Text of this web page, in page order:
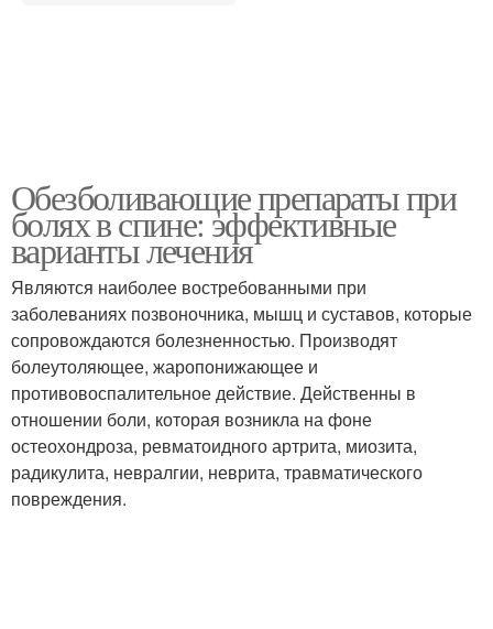
Обезболивающие препараты при
болях в спине: эффективные
варианты лечения
Являются наиболее востребованными при
заболеваниях позвоночника, мышц и суставов, которые
сопровождаются болезненностью. Производят
болеутоляющее, жаропонижающее и
противовоспалительное действие. Действенны в
отношении боли, которая возникла на фоне
остеохондроза, ревматоидного артрита, миозита,
радикулита, невралгии, неврита, травматического
повреждения.